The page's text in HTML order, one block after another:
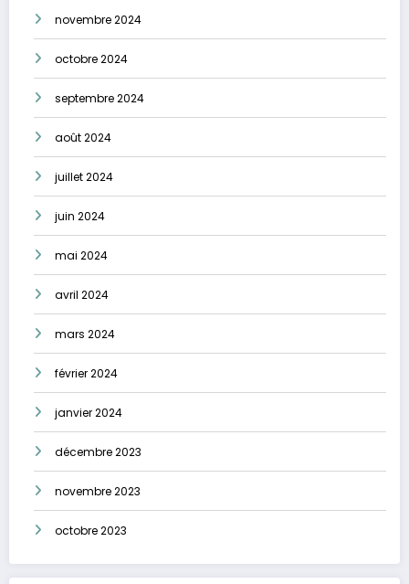
novembre 2024
octobre 2024
septembre 2024
août 2024
juillet 2024
juin 2024
mai 2024
avril 2024
mars 2024
février 2024
janvier 2024
décembre 2023
novembre 2023
octobre 2023